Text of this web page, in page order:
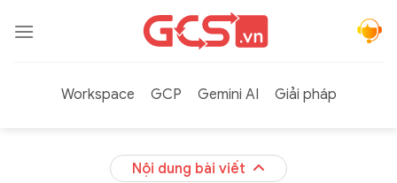
qua
Workspace
GCP Gemini AI Giải pháp
Nội dung bài viết